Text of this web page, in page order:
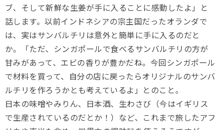
ブ、そして新鮮な生姜が手に入ることに感動したよ」と
話します。以前インドネシアの宗主国だったオランダで
は、実はサンバルチリは意外と簡単に手に入るのだと
か。「ただ、シンガポールで食べるサンバルチリの方が
甘みがあって、エビの香りが豊かだね。今回シンガポール
で材料を買って、自分の店に戻ったらオリジナルのサンバ
ルチリを作ろうかとも考えているよ」とのこと。
日本の味噌やみりん、日本酒、生わさび（今はイギリス
で生産されているのだとか！）など、これまで旅したアフ